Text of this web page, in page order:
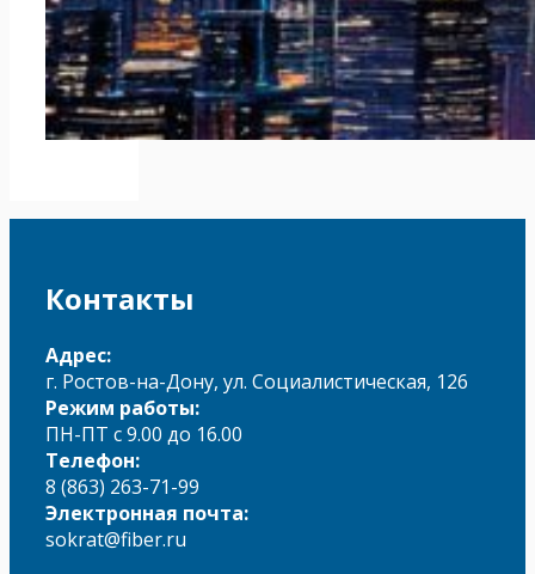
Контакты
Адрес:
г. Ростов-на-Дону, ул. Социалистическая, 126
Режим работы:
ПН-ПТ с 9.00 до 16.00
Телефон:
8 (863) 263-71-99
Электронная почта:
sokrat@fiber.ru